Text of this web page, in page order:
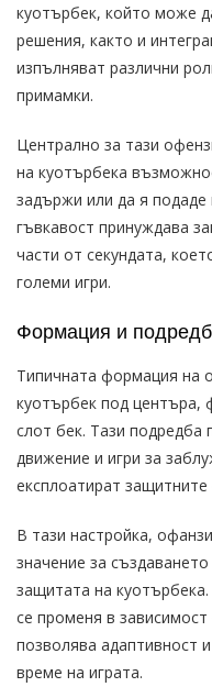
куотърбек, който може
решения, както и
изпълняват различни
примамки.
Централно за тази
на куотърбека
задържи или да я подаде
гъвкавост принуждава
части от секундата,
големи игри.
Формация и
Типичната формация на
куотърбек под центъра,
слот бек. Тази подредба
движение и игри за
експлоатират защитните
В тази настройка,
значение за
защитата на
се променя в
позволява адаптивност
време на играта.